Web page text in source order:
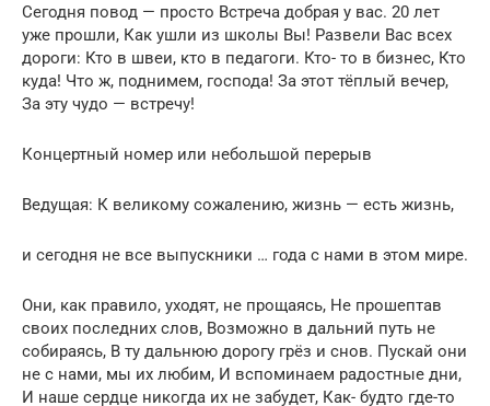
Сегодня повод — просто Встреча добрая у вас. 20 лет
уже прошли, Как ушли из школы Вы! Развели Вас всех
дороги: Кто в швеи, кто в педагоги. Кто- то в бизнес, Кто
куда! Что ж, поднимем, господа! За этот тёплый вечер,
За эту чудо — встречу!
Концертный номер или небольшой перерыв
Ведущая: К великому сожалению, жизнь — есть жизнь,
и сегодня не все выпускники … года с нами в этом мире.
Они, как правило, уходят, не прощаясь, Не прошептав
своих последних слов, Возможно в дальний путь не
собираясь, В ту дальнюю дорогу грёз и снов. Пускай они
не с нами, мы их любим, И вспоминаем радостные дни,
И наше сердце никогда их не забудет, Как- будто где-то